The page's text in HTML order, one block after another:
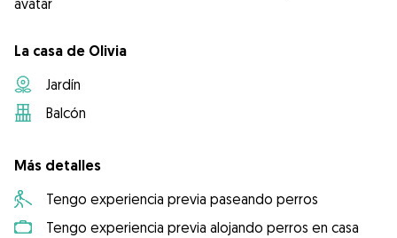
La casa de Olivia
Jardín
Balcón
Más detalles
Tengo experiencia previa paseando perros
Tengo experiencia previa alojando perros en casa